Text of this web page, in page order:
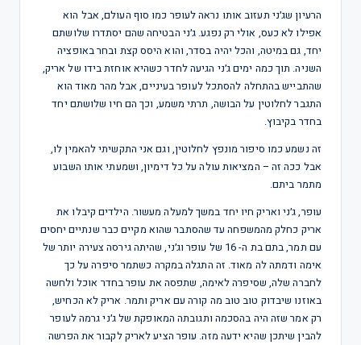
הרעיון שג׳ני תעזוב אותו נראה לעופר כמו סוף העולם, אבל הוא
אפילו לא כעס, אולי רק נפגע. ג׳ני הבטיחה שהם יסתדרו שלושתם
יחד, גם במיטה, והכל יהיה בסדר, והוא היסס קצת ובחר באופציה
השניה. תוך כמה ימים ג׳ני הגיעה לחדר כשהיא אוחזת בידו של אריק,
שהתבייש בהתחלה להסתכל לעופר בעיניים, אבל מהר מאוד הוא
התגבר לחלוטין על הבושה, תרתי משמע, וכך הם חיו שלושתם יחד
בחדר בקיבוץ.
זה נשמע כמו סיפור מונפץ לחלוטין, וגם אני התקשיתי להאמין לו,
אבל ככה זה – המציאות עולה על כל דימיון, ושמעתי אותו השבוע
מתמר ביתם.
עופר, ג׳ני ואריק חיו יחד במשך למעלה מעשור. הילדים קיבלו את
אריק כחלק מהמשפחה עד שהסתבר שהוא מקיים כבר שנתיים יחסים
עם תמר, בתם בת ה- 16 של עופר וג׳ני, שהיתה גירסה צעירה יותר של
אימה ודמתה לה מאוד. זה התגלה במקרה כשתמר סיפרה על כך
לחברה שלה, שסיפרה לאימה, שתפסה את עופר בחדר אוכל ולחשה
באוזנו שיבדוק טוב טוב מה קורה עם אריק ותמר. אריק לא הכחיש,
רק אמר שזה היה בהסכמה ותגובתה המאופקת של ג׳ני גרמה לעופר
להבין שיתכן שהיא ידעה מזה. עופר הציע לאריק לקבור את הפרשה